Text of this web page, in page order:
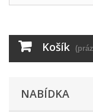
Košík
NABÍDKA